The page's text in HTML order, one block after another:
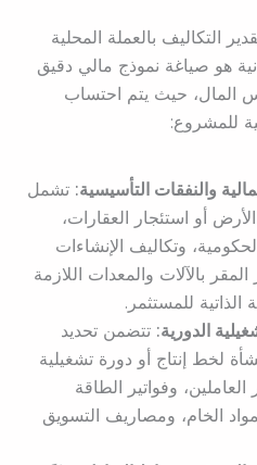
التكاليف بالعملة المحلية
هو صياغة نموذج مالي دقيق
المال، حيث يتم احتساب
للمشروع:
والنفقات التأسيسية: تشمل
أو استئجار العقارات،
وتكاليف الإنشاءات
بالآلات والمعدات اللازمة
الذاتية للمستثمر.
الدورية: تتضمن تحديد
لخط إنتاج أو دورة تشغيلية
وفواتير الطاقة
الخام، ومصاريف التسويق